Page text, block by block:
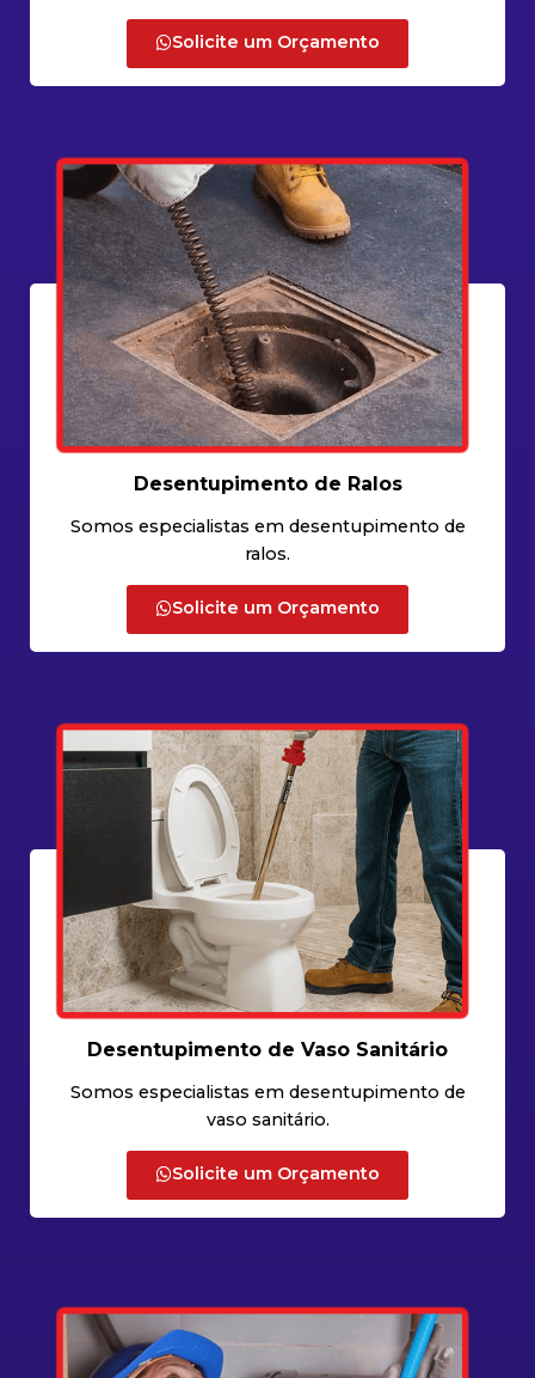
Solicite um Orçamento
Desentupimento de Ralos
Somos especialistas em desentupimento de
ralos.
Solicite um Orçamento
Desentupimento de Vaso Sanitário
Somos especialistas em desentupimento de
vaso sanitário.
Solicite um Orçamento